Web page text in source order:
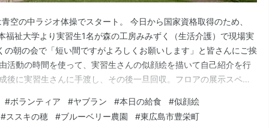
空の中ラジオ体操でスタート。 今日から国家資格取得のため、
福祉大学より実習生1名が森の工房みみずく（生活介護）で現場実
の朝の会で「短い間ですがよろしくお願いします」と皆さんにご挨
活動の時間を使って、実習生さんの似顔絵を描いて自己紹介を行
後に実習生さんに手渡し、その後一旦回収。フロアの展示スペー
すもす」さんの出勤日。自由活動に使う材料を準備していただい
AMAの桜の木の地べたに咲いたヤブ…
#ボランティア #ヤブラン #本日の給食 #似顔絵
#ススキの穂 #ブルーベリー農園 #東広島市豊栄町